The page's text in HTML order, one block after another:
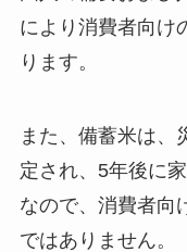
により消費者向け
ります。
また、備蓄米は、
定され、5年後に
なので、消費者向
ではありません。